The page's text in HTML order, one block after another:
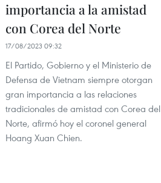
importancia a la amistad
con Corea del Norte
17/08/2023 09:32
El Partido, Gobierno y el Ministerio de
Defensa de Vietnam siempre otorgan
gran importancia a las relaciones
tradicionales de amistad con Corea del
Norte, afirmó hoy el coronel general
Hoang Xuan Chien.